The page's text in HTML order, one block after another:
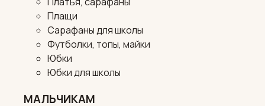
Плащи
Сарафаны для школы
Футболки, топы, майки
Юбки
Юбки для школы
МАЛЬЧИКАМ